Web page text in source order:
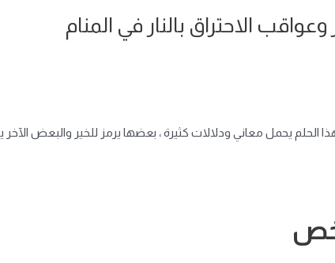
الاحتراق بالنار في المنام
الحلم يحمل معاني ودلالات كثيرة ، بعضها يرمز للخير والبعض